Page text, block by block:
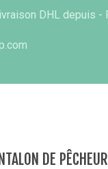
DHL depuis -
DE